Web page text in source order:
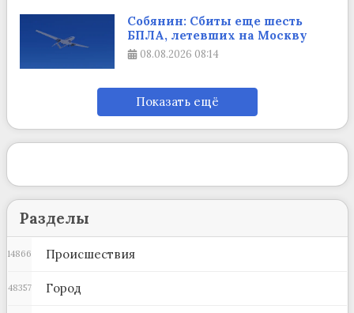
Собянин: Сбиты еще шесть
БПЛА, летевших на Москву
08.08.2026 08:14
Показать ещё
Разделы
Происшествия
14866
Город
48357